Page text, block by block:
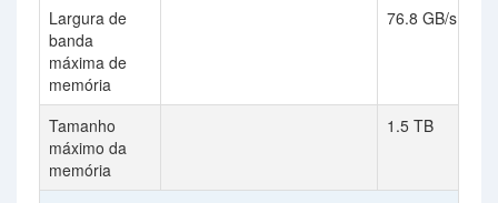
Largura de
banda
máxima de
memória
76.8 GB/s
Tamanho
máximo da
memória
1.5 TB